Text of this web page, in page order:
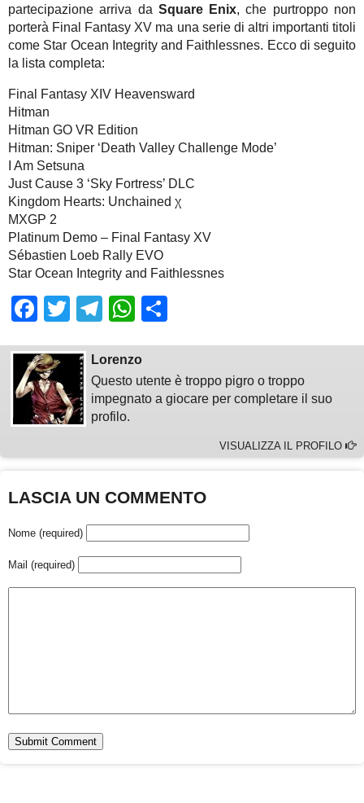
partecipazione arriva da Square Enix, che purtroppo non
porterà Final Fantasy XV ma una serie di altri importanti titoli
come Star Ocean Integrity and Faithlessnes. Ecco di seguito
la lista completa:
Final Fantasy XIV Heavensward
Hitman
Hitman GO VR Edition
Hitman: Sniper ‘Death Valley Challenge Mode’
I Am Setsuna
Just Cause 3 ‘Sky Fortress’ DLC
Kingdom Hearts: Unchained χ
MXGP 2
Platinum Demo – Final Fantasy XV
Sébastien Loeb Rally EVO
Star Ocean Integrity and Faithlessnes
Facebook
TwitterTelegram
WhatsApp
Lorenzo
Questo utente è troppo pigro o troppo
impegnato a giocare per completare il suo
profilo.
VISUALIZZA IL PROFILO
LASCIA UN COMMENTO
Nome (required)
Mail (required)